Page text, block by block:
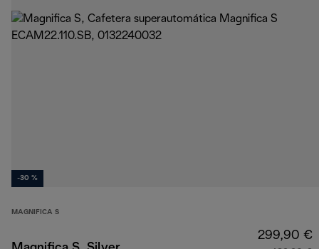
-30 %
MAGNIFICA S
299,90 €